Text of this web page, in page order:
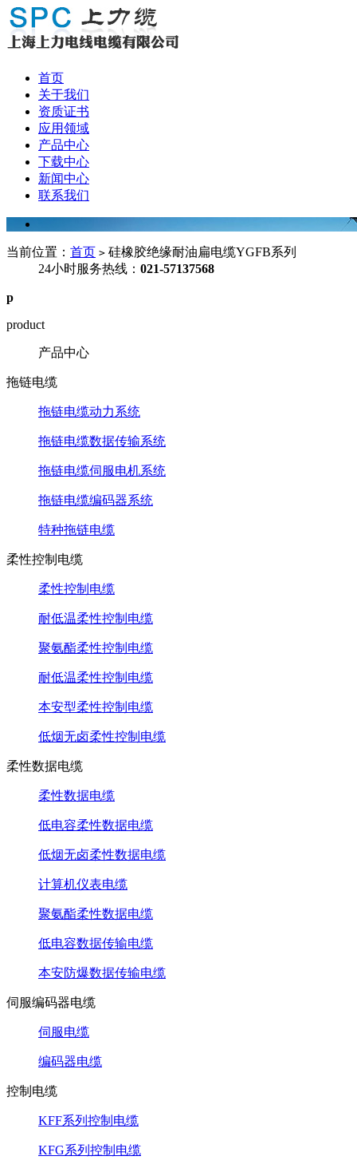
首页
关于我们
资质证书
应用领域
产品中心
下载中心
新闻中心
联系我们
当前位置： 首页 > 硅橡胶绝缘耐油扁电缆YGFB系列
24小时服务热线： 021-57137568
p
product
产品中心
拖链电缆
拖链电缆动力系统
拖链电缆数据传输系统
拖链电缆伺服电机系统
拖链电缆编码器系统
特种拖链电缆
柔性控制电缆
柔性控制电缆
耐低温柔性控制电缆
聚氨酯柔性控制电缆
耐低温柔性控制电缆
本安型柔性控制电缆
低烟无卤柔性控制电缆
柔性数据电缆
柔性数据电缆
低电容柔性数据电缆
低烟无卤柔性数据电缆
计算机仪表电缆
聚氨酯柔性数据电缆
低电容数据传输电缆
本安防爆数据传输电缆
伺服编码器电缆
伺服电缆
编码器电缆
控制电缆
KFF系列控制电缆
KFG系列控制电缆